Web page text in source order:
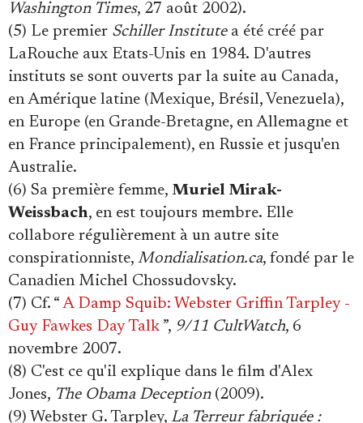
Washington Times, 27 août 2002).
(5) Le premier Schiller Institutea été créé par
LaRouche aux Etats-Unis en 1984. D'autres
instituts se sont ouverts par la suite au Canada,
en Amérique latine (Mexique, Brésil, Venezuela),
en Europe (en Grande-Bretagne, en Allemagne et
en France principalement), en Russie et jusqu'en
Australie.
(6) Sa première femme, Muriel Mirak-
Weissbach, en est toujours membre. Elle
collabore régulièrement à un autre site
conspirationniste, Mondialisation.ca, fondé par le
Canadien Michel Chossudovsky.
(7) Cf. “ A Damp Squib: Webster Griffin Tarpley -
Guy Fawkes Day Talk ”, 9/11 CultWatch, 6
novembre 2007.
(8) C'est ce qu'il explique dans le film d'Alex
Jones, The Obama Deception(2009).
(9) Webster G. Tarpley, La Terreur fabriquée :